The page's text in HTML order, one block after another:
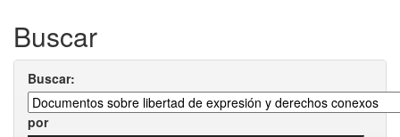
Buscar
Buscar:
por